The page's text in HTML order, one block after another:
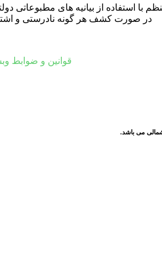
با استفاده از بیانیه های
در صورت کشف هر گونه نادرستی و
قوانین و ضوابط
می باشد.